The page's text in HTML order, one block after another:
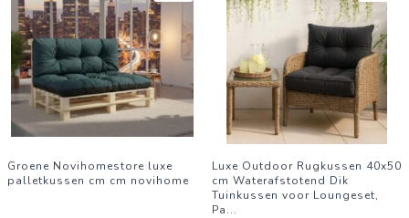
Groene Novihomestore luxe
palletkussen cm cm novihome
Luxe Outdoor Rugkussen 40x50
cm Waterafstotend Dik
Tuinkussen voor Loungeset,
Pa...